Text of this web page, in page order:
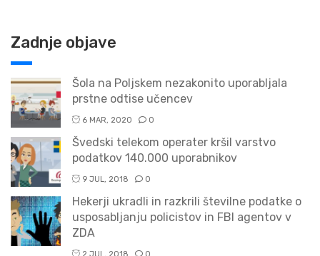
Zadnje objave
Šola na Poljskem nezakonito uporabljala
prstne odtise učencev
6 MAR, 2020 0
Švedski telekom operater kršil varstvo
podatkov 140.000 uporabnikov
9 JUL, 2018 0
Hekerji ukradli in razkrili številne podatke o
usposabljanju policistov in FBI agentov v
ZDA